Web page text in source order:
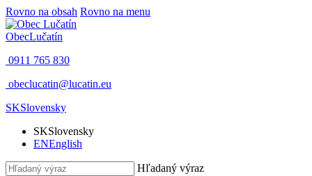
Rovno na obsah Rovno na menu
ObecLučatín
0911 765 830
obeclucatin@lucatin.eu
SKSlovensky
SKSlovensky
ENEnglish
Hľadaný výraz